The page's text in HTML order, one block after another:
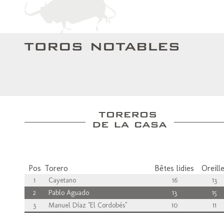
Pos Torero Bêtes lidies
1 Cayetano 16
13
2
Pablo Aguado 13
15
3
Manuel Díaz "El Cordobés" 10
11